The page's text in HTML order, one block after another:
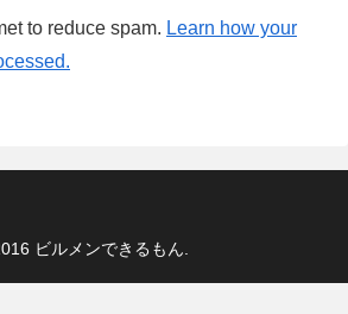
to reduce spam. Learn how your
ビルメンできるもん.